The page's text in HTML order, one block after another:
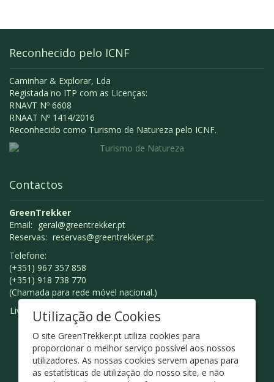
Reconhecido pelo ICNF
Caminhar & Explorar, Lda
Registada no ITP com as Licenças:
RNAVT Nº 6608
RNAAT Nº 1414/2016
Reconhecido como Turismo de Natureza pelo ICNF.
Contactos
GreenTrekker
Email: geral@greentrekker.pt
Reservas: reservas@greentrekker.pt
Telefone:
(+351) 967 357 858
(+351) 918 738 770
(Chamada para rede móvel nacional.)
Livro de Reclamações
Utilização de Cookies
O site GreenTrekker.pt utiliza cookies para
proporcionar o melhor serviço possível aos nossos
utilizadores. As nossas cookies servem apenas para
as estatísticas de utilização do nosso site, e não